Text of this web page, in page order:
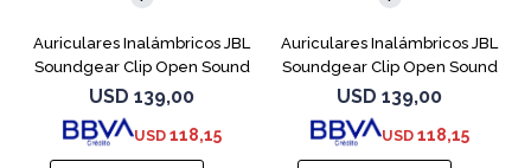
Auriculares Inalámbricos JBL
Soundgear Clip Open Sound
Purpl
USD 139,00
USD 118,15
Auriculares Inalámbricos JBL
Soundgear Clip Open Sound
Blanc
USD 139,00
USD 118,15